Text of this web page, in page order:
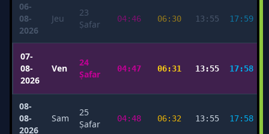
06-
08-
2026
Jeu
23
Ṣafar
04:46 06:30 13:55 17:59
07-
08-
2026
Ven
24
Ṣafar
04:47 06:31 13:55 17:58
08-
08-
2026
Sam
25
Ṣafar
04:48 06:32 13:55 17:58